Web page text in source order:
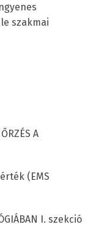
szakmai
A
(EMS
I. szekció